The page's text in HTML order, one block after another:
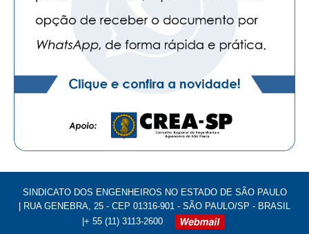
SINDICATO DOS ENGENHEIROS NO ESTADO DE SÃO PAULO
| RUA GENEBRA, 25 - CEP 01316-901 - SÃO PAULO/SP - BRASIL
|+ 55 (11) 3113-2600